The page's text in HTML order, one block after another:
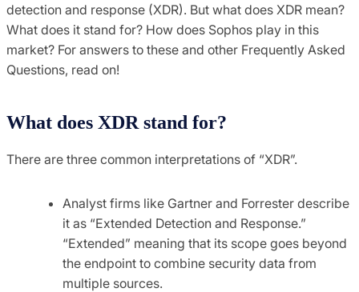
detection and response (XDR). But what does XDR mean?
What does it stand for? How does Sophos play in this
market? For answers to these and other Frequently Asked
Questions, read on!
What does XDR stand for?
There are three common interpretations of “XDR”.
Analyst firms like Gartner and Forrester describe
it as “Extended Detection and Response.”
“Extended” meaning that its scope goes beyond
the endpoint to combine security data from
multiple sources.